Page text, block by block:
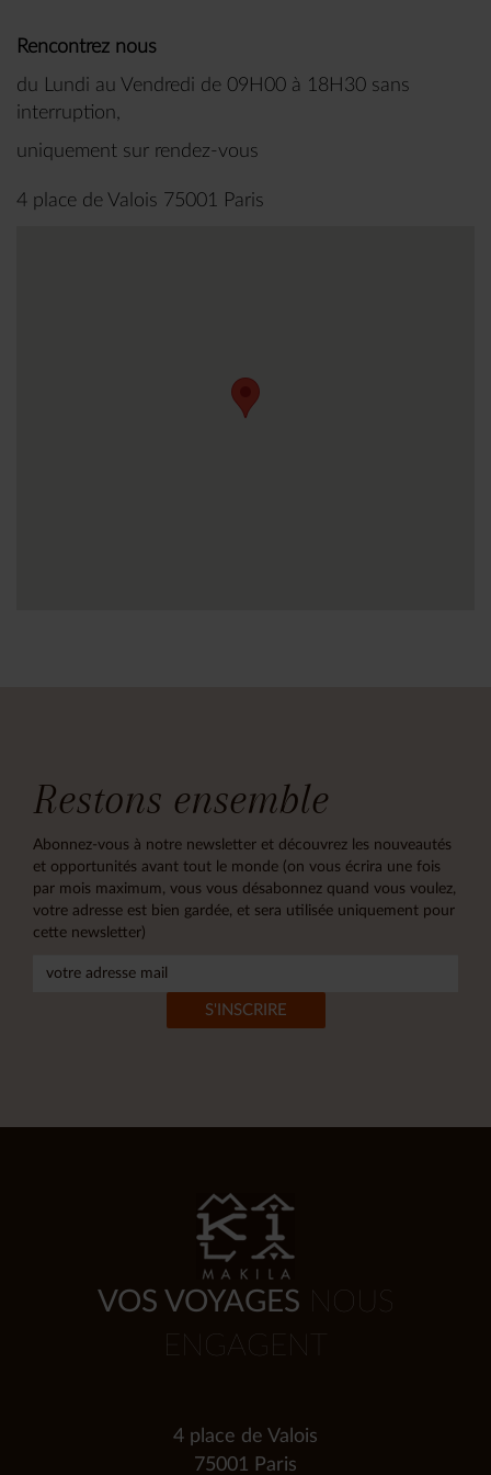
Rencontrez nous
du Lundi au Vendredi de 09H00 à 18H30 sans
interruption,
uniquement sur rendez-vous
4 place de Valois 75001 Paris
Restons ensemble
Abonnez-vous à notre newsletter et découvrez les nouveautés
et opportunités avant tout le monde (on vous écrira une fois
par mois maximum, vous vous désabonnez quand vous voulez,
votre adresse est bien gardée, et sera utilisée uniquement pour
cette newsletter)
VOS VOYAGES NOUS
ENGAGENT
4 place de Valois
75001 Paris